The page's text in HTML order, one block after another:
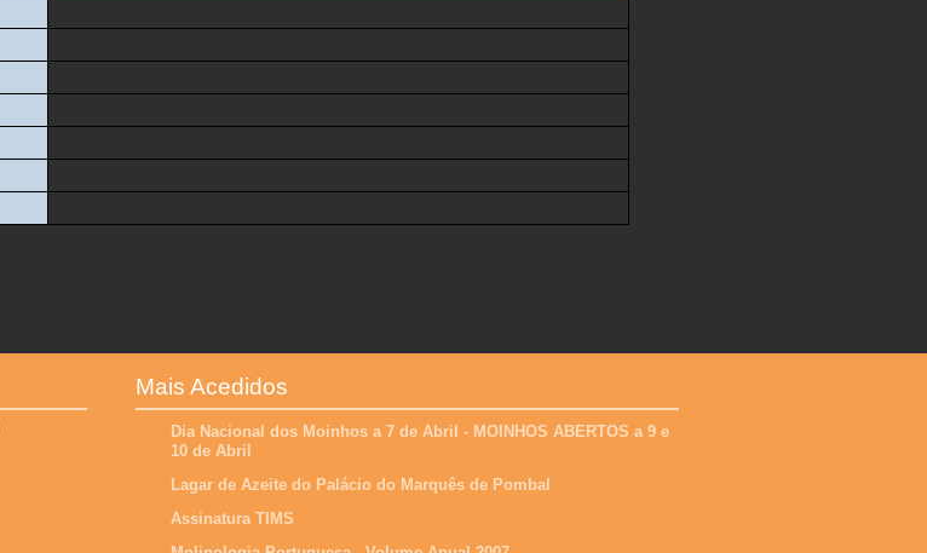
Mais Acedidos
Dia Nacional dos Moinhos a 7 de Abril - MOINHOS ABERTOS a 9 e
10 de Abril
Lagar de Azeite do Palácio do Marquês de Pombal
Assinatura TIMS